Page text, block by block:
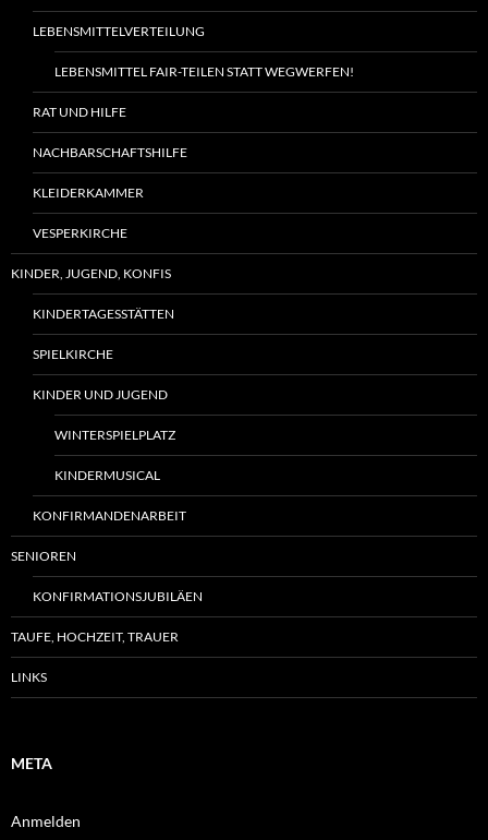
LEBENSMITTELVERTEILUNG
LEBENSMITTEL FAIR-TEILEN STATT WEGWERFEN!
RAT UND HILFE
NACHBARSCHAFTSHILFE
KLEIDERKAMMER
VESPERKIRCHE
KINDER, JUGEND, KONFIS
KINDERTAGESSTÄTTEN
SPIELKIRCHE
KINDER UND JUGEND
WINTERSPIELPLATZ
KINDERMUSICAL
KONFIRMANDENARBEIT
SENIOREN
KONFIRMATIONSJUBILÄEN
TAUFE, HOCHZEIT, TRAUER
LINKS
META
Anmelden